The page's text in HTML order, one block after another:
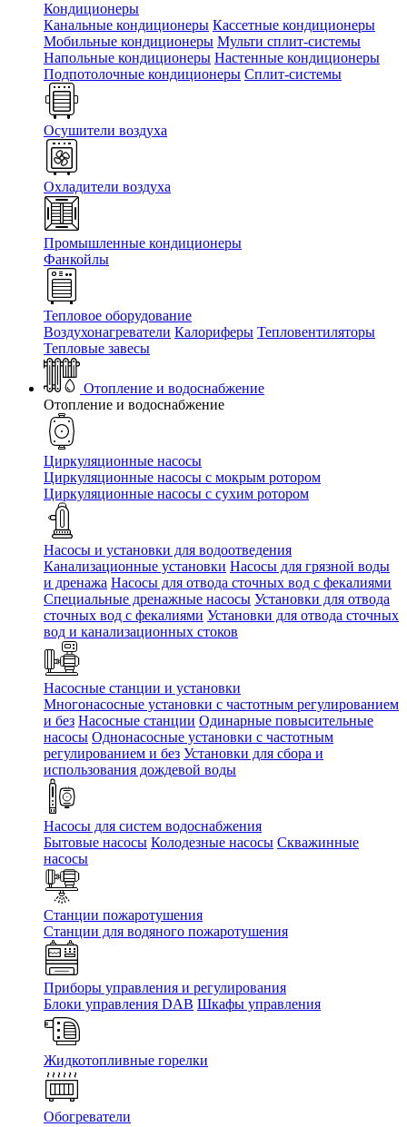
Кондиционеры
Канальные кондиционеры Кассетные кондиционеры
Мобильные кондиционеры Мульти сплит-системы
Напольные кондиционеры Настенные кондиционеры
Подпотолочные кондиционеры Сплит-системы
Осушители воздуха
Охладители воздуха
Промышленные кондиционеры
Фанкойлы
Тепловое оборудование
Воздухонагреватели Калориферы Тепловентиляторы
Тепловые завесы
Отопление и водоснабжение
Отопление и водоснабжение
Циркуляционные насосы
Циркуляционные насосы с мокрым ротором
Циркуляционные насосы с сухим ротором
Насосы и установки для водоотведения
Канализационные установки Насосы для грязной воды
и дренажа Насосы для отвода сточных вод c фекалиями
Специальные дренажные насосы Установки для отвода
сточных вод c фекалиями Установки для отвода сточных
вод и канализационных стоков
Насосные станции и установки
Многонасосные установки с частотным регулированием
и без Насосные станции Одинарные повысительные
насосы Однонасосные установки с частотным
регулированием и без Установки для сбора и
использования дождевой воды
Насосы для систем водоснабжения
Бытовые насосы Колодезные насосы Скважинные
насосы
Станции пожаротушения
Станции для водяного пожаротушения
Приборы управления и регулирования
Блоки управления DAB Шкафы управления
Жидкотопливные горелки
Обогреватели